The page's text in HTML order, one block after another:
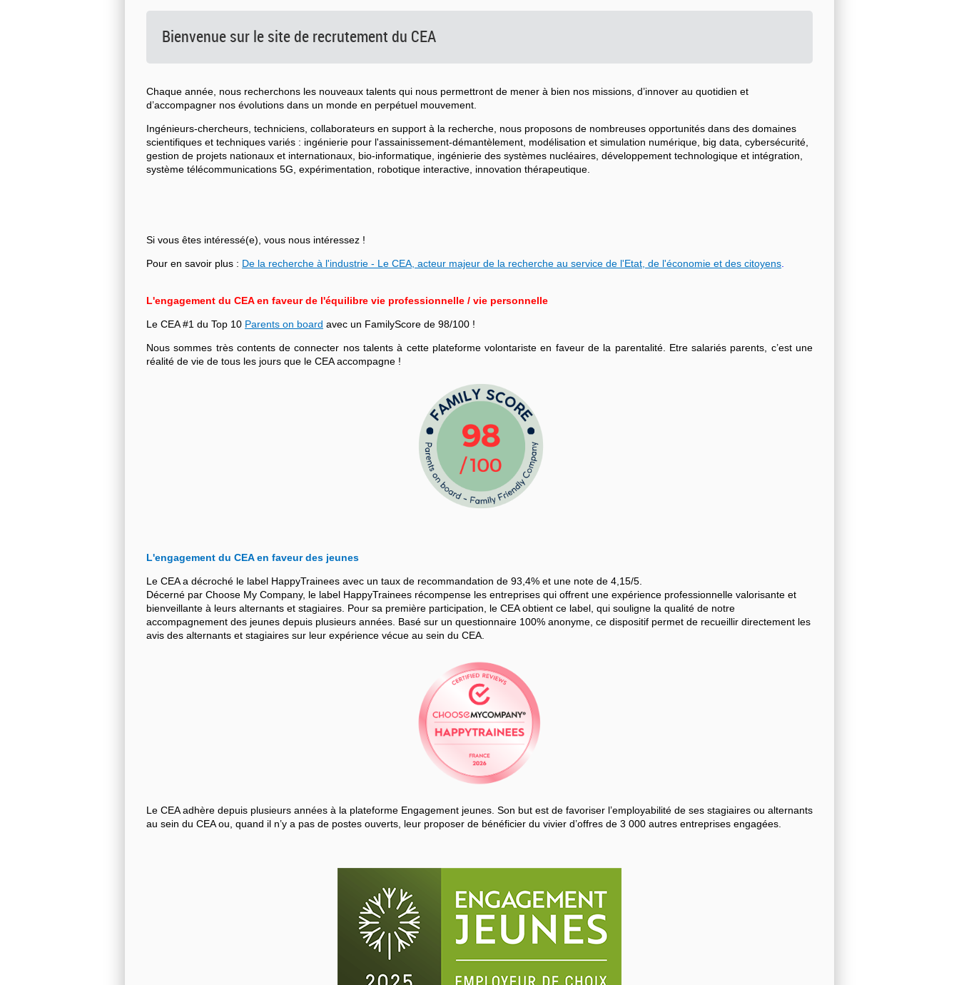
Bienvenue sur le site de recrutement du CEA
Chaque année, nous recherchons les nouveaux talents qui nous permettront de mener à bien nos missions, d’innover au quotidien et
d’accompagner nos évolutions dans un monde en perpétuel mouvement.
Ingénieurs-chercheurs, techniciens, collaborateurs en support à la recherche, nous proposons de nombreuses opportunités dans des domaines
scientifiques et techniques variés : ingénierie pour l'assainissement-démantèlement, modélisation et simulation numérique, big data, cybersécurité,
gestion de projets nationaux et internationaux, bio-informatique, ingénierie des systèmes nucléaires, développement technologique et intégration,
système télécommunications 5G, expérimentation, robotique interactive, innovation thérapeutique.
Si vous êtes intéressé(e), vous nous intéressez !
Pour en savoir plus : De la recherche à l'industrie - Le CEA, acteur majeur de la recherche au service de l'Etat, de l'économie et des citoyens.
L'engagement du CEA en faveur de l'équilibre vie professionnelle / vie personnelle
Le CEA #1 du Top 10 Parents on board avec un FamilyScore de 98/100 !
Nous sommes très contents de connecter nos talents à cette plateforme volontariste en faveur de la parentalité. Etre salariés parents, c’est une
réalité de vie de tous les jours que le CEA accompagne !
L'engagement du CEA en faveur des jeunes
Le CEA a décroché le label HappyTrainees avec un taux de recommandation de 93,4% et une note de 4,15/5.
Décerné par Choose My Company, le label HappyTrainees récompense les entreprises qui offrent une expérience professionnelle valorisante et
bienveillante à leurs alternants et stagiaires. Pour sa première participation, le CEA obtient ce label, qui souligne la qualité de notre
accompagnement des jeunes depuis plusieurs années. Basé sur un questionnaire 100% anonyme, ce dispositif permet de recueillir directement les
avis des alternants et stagiaires sur leur expérience vécue au sein du CEA.
Le CEA adhère depuis plusieurs années à la plateforme Engagement jeunes. Son but est de favoriser l’employabilité de ses stagiaires ou alternants
au sein du CEA ou, quand il n’y a pas de postes ouverts, leur proposer de bénéficier du vivier d’offres de 3 000 autres entreprises engagées.